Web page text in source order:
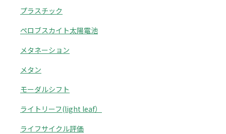
プラスチック
ペロブスカイト太陽電池
メタネーション
メタン
モーダルシフト
ライトリーフ(light leaf）
ライフサイクル評価